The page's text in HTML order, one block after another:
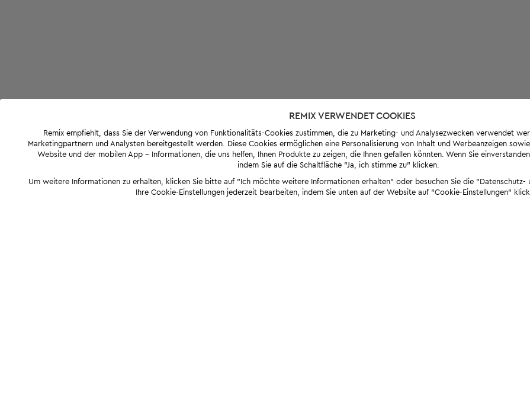
REMIX VERWENDET COOKIES
Remix empfiehlt, dass Sie der Verwendung von Funktionalitäts-Cookies zustimmen, die zu Marketing- und Analysezwecken verwendet
Marketingpartnern und Analysten bereitgestellt werden. Diese Cookies ermöglichen eine Personalisierung von Inhalt und Werbeanzeigen
Website und der mobilen App - Informationen, die uns helfen, Ihnen Produkte zu zeigen, die Ihnen gefallen könnten. Wenn Sie
indem Sie auf die Schaltfläche "Ja, ich stimme zu" klicken.
Um weitere Informationen zu erhalten, klicken Sie bitte auf "Ich möchte weitere Informationen erhalten" oder besuchen Sie die "Datenschutz-
Ihre Cookie-Einstellungen jederzeit bearbeiten, indem Sie unten auf der Website auf "Cookie-Einstellungen"